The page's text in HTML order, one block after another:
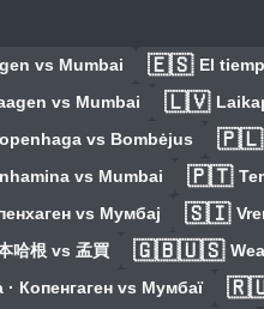
vs Mumbai 🇪🇸 El
vs Mumbai 🇱🇻
vs Bombėjus 🇵🇱
vs Mumbai 🇵🇹
vs Мумбај 🇸🇮
哈根 vs 孟買 🇬🇧🇺🇸
· Копенгаген vs Мумбаї